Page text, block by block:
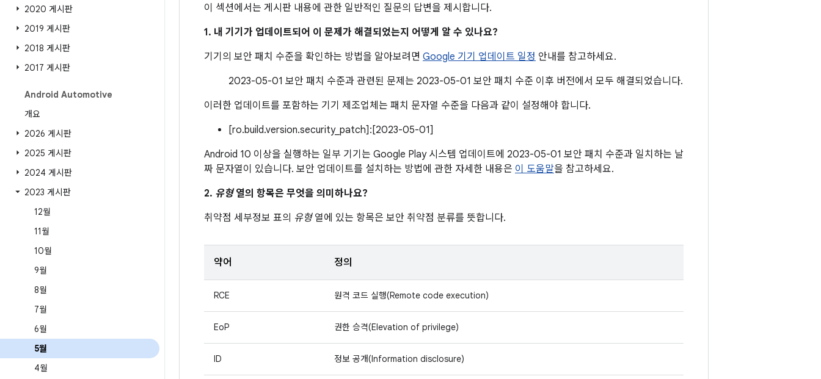
2020 게시판
2019 게시판
2018 게시판
2017 게시판
Android Automotive
개요
2026 게시판
2025 게시판
2024 게시판
2023 게시판
12월
11월
10월
9월
8월
7월
6월
5월
4월
이 섹션에서는 게시판 내용에 관한 일반적인 질문의 답변을 제시합니다.
1. 내 기기가 업데이트되어 이 문제가 해결되었는지 어떻게 알 수 있나요?
기기의 보안 패치 수준을 확인하는 방법을 알아보려면 Google 기기 업데이트 일정 안내를 참고하세요.
2023-05-01 보안 패치 수준과 관련된 문제는 2023-05-01 보안 패치 수준 이후 버전에서 모두 해결되었습니다.
이러한 업데이트를 포함하는 기기 제조업체는 패치 문자열 수준을 다음과 같이 설정해야 합니다.
[ro.build.version.security_patch]:[2023-05-01]
Android 10 이상을 실행하는 일부 기기는 Google Play 시스템 업데이트에 2023-05-01 보안 패치 수준과 일치하는 날
짜 문자열이 있습니다. 보안 업데이트를 설치하는 방법에 관한 자세한 내용은 이 도움말을 참고하세요.
2. 유형열의 항목은 무엇을 의미하나요?
취약점 세부정보 표의 유형열에 있는 항목은 보안 취약점 분류를 뜻합니다.
약어 정의
RCE 원격 코드 실행(Remote code execution)
EoP 권한 승격(Elevation of privilege)
ID 정보 공개(Information disclosure)